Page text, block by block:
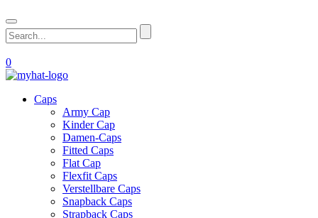
0
Caps
Army Cap
Kinder Cap
Damen-Caps
Fitted Caps
Flat Cap
Flexfit Caps
Verstellbare Caps
Snapback Caps
Strapback Caps